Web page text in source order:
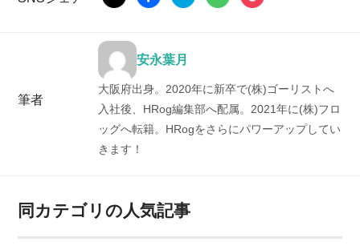
筆者
安永葉月
大阪府出身。2020年に新卒で(株)ゴーリストへ
入社後、HRog編集部へ配属。2021年に(株)フロ
ッグへ転籍。HRogをさらにパワーアップしてい
きます！
同カテゴリの人気記事